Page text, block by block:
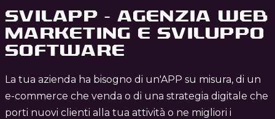
SVILAPP - AGENZIA WEB
MARKETING E SVILUPPO
SOFTWARE
La tua azienda ha bisogno di un'APP su misura, di un
e-commerce che venda o di una strategia digitale che
porti nuovi clienti alla tua attività o ne migliori i